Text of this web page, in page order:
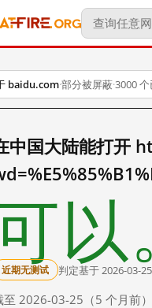
baidu.com·部分被屏蔽·3000
中国大陆能打开
以
近期无测试 判定基于 2026-03-
至 2026-03-25（5 个月前